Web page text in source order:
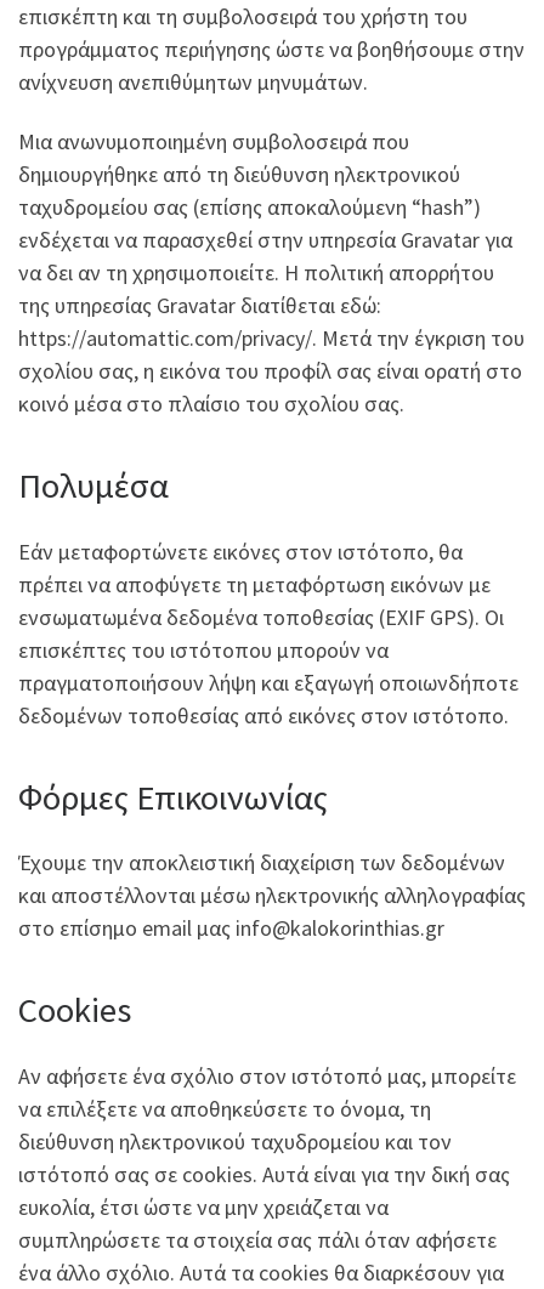
επισκέπτη και τη συμβολοσειρά του χρήστη του
προγράμματος περιήγησης ώστε να βοηθήσουμε στην
ανίχνευση ανεπιθύμητων μηνυμάτων.
Μια ανωνυμοποιημένη συμβολοσειρά που
δημιουργήθηκε από τη διεύθυνση ηλεκτρονικού
ταχυδρομείου σας (επίσης αποκαλούμενη “hash”)
ενδέχεται να παρασχεθεί στην υπηρεσία Gravatar για
να δει αν τη χρησιμοποιείτε. Η πολιτική απορρήτου
της υπηρεσίας Gravatar διατίθεται εδώ:
https://automattic.com/privacy/. Μετά την έγκριση του
σχολίου σας, η εικόνα του προφίλ σας είναι ορατή στο
κοινό μέσα στο πλαίσιο του σχολίου σας.
Πολυμέσα
Εάν μεταφορτώνετε εικόνες στον ιστότοπο, θα
πρέπει να αποφύγετε τη μεταφόρτωση εικόνων με
ενσωματωμένα δεδομένα τοποθεσίας (EXIF GPS). Οι
επισκέπτες του ιστότοπου μπορούν να
πραγματοποιήσουν λήψη και εξαγωγή οποιωνδήποτε
δεδομένων τοποθεσίας από εικόνες στον ιστότοπο.
Φόρμες Επικοινωνίας
Έχουμε την αποκλειστική διαχείριση των δεδομένων
και αποστέλλονται μέσω ηλεκτρονικής αλληλογραφίας
στο επίσημο email μας info@kalokorinthias.gr
Cookies
Αν αφήσετε ένα σχόλιο στον ιστότοπό μας, μπορείτε
να επιλέξετε να αποθηκεύσετε το όνομα, τη
διεύθυνση ηλεκτρονικού ταχυδρομείου και τον
ιστότοπό σας σε cookies. Αυτά είναι για την δική σας
ευκολία, έτσι ώστε να μην χρειάζεται να
συμπληρώσετε τα στοιχεία σας πάλι όταν αφήσετε
ένα άλλο σχόλιο. Αυτά τα cookies θα διαρκέσουν για